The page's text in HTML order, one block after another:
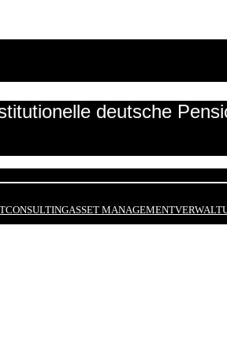
deutsche
CONSULTINGASSET MANAGEMENT